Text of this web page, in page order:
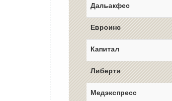
Дальакфес
Евроинс
Капитал
Либерти
Медэкспресс